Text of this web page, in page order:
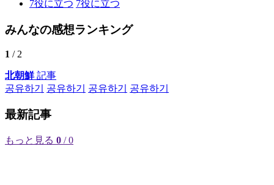
7役に立つ 7役に立つ
みんなの感想ランキング
1 / 2
北朝鮮記事
공유하기
공유하기 공유하기 공유하기
最新記事
もっと見る 0 / 0